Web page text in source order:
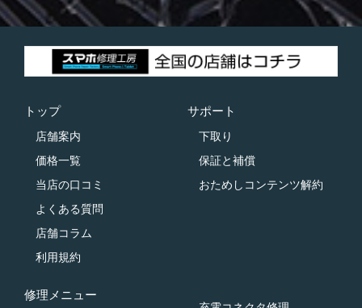
トップ
店舗案内
価格一覧
当店の口コミ
よくある質問
店舗コラム
利用規約
サポート
下取り
保証と補償
おためしコンテンツ解約
修理メニュー